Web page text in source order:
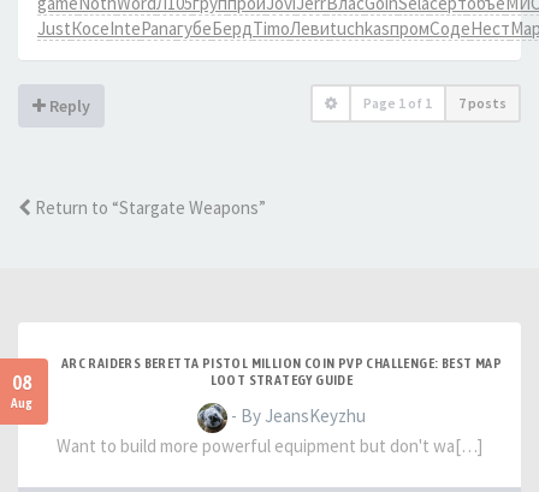
JustКосеIntePanaгубеБердTimoЛевиtuchkasпромСодеНест
Reply Page 1 of 1 7 posts
Return to “Stargate Weapons”
08
Aug
ARC RAIDERS BERETTA PISTOL MILLION COIN PVP CHALLENGE: BEST MAP
LOOT STRATEGY GUIDE
- By JeansKeyzhu
Want to build more powerful equipment but don't wa[…]